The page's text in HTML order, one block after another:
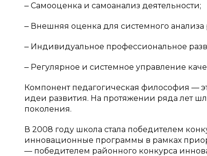
‒ Самооценка и самоанализ деятельности;
‒ Внешняя оценка для системного
‒ Индивидуальное профессиональное
‒ Регулярное и системное управление
Компонент педагогическая философия —
идеи развития. На протяжении ряда лет
поколения.
В 2008 году школа стала победителем
инновационные программы в рамках
— победителем районного конкурса